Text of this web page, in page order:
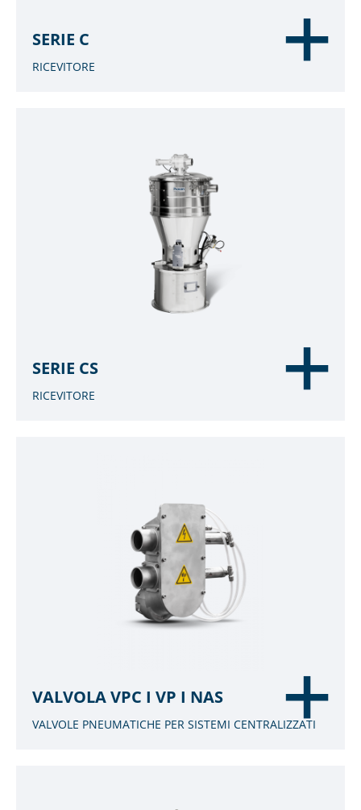
SERIE C
RICEVITORE
SERIE CS
RICEVITORE
VALVOLA VPC I VP I NAS
VALVOLE PNEUMATICHE PER SISTEMI CENTRALIZZATI